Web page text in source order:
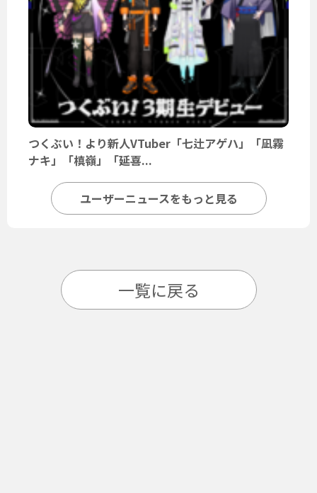
つくぶい！より新人VTuber「七辻アゲハ」「凪霧
ナキ」「槙嶺」「延喜...
ユーザーニュースをもっと見る
一覧に戻る